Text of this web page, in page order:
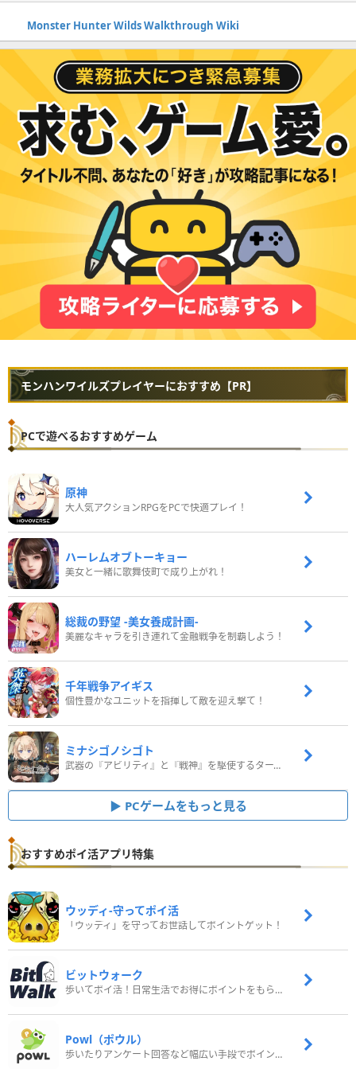
Monster Hunter Wilds Walkthrough Wiki
モンハンワイルズプレイヤーにおすすめ【PR】
PCで遊べるおすすめゲーム
原神
大人気アクションRPGをPCで快適プレイ！
ハーレムオブトーキョー
美女と一緒に歌舞伎町で成り上がれ！
総裁の野望 -美女養成計画-
美麗なキャラを引き連れて金融戦争を制覇しよう！
千年戦争アイギス
個性豊かなユニットを指揮して敵を迎え撃て！
ミナシゴノシゴト
武器の『アビリティ』と『戦神』を駆使するターン制コマンドバトルRPG！
PCゲームをもっと見る
おすすめポイ活アプリ特集
ウッディ‐守ってポイ活
「ウッディ」を守ってお世話してポイントゲット！
ビットウォーク
歩いてポイ活！日常生活でお得にポイントをもらおう
Powl（ポウル）
歩いたりアンケート回答など幅広い手段でポイントをゲット